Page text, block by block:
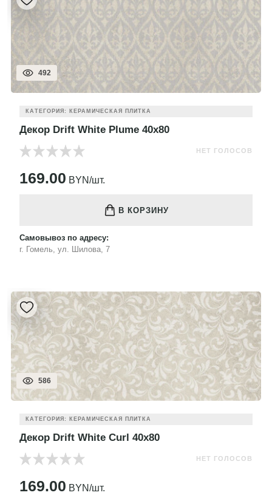
492
КАТЕГОРИЯ: КЕРАМИЧЕСКАЯ ПЛИТКА
Декор Drift White Plume 40x80
НЕТ ГОЛОСОВ
169.00 BYN/шт.
В КОРЗИНУ
Самовывоз по адресу:
г. Гомель, ул. Шилова, 7
586
КАТЕГОРИЯ: КЕРАМИЧЕСКАЯ ПЛИТКА
Декор Drift White Curl 40x80
НЕТ ГОЛОСОВ
169.00 BYN/шт.